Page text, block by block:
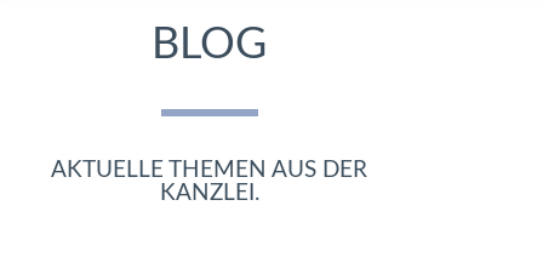
BLOG
AKTUELLE THEMEN AUS DER
KANZLEI.